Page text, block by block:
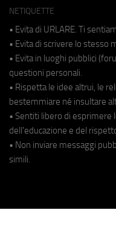
NETIQUETTE
• Evita di URLARE. Ti
• Evita di scrivere lo stesso
• Evita in luoghi pubblici
questioni personali.
• Rispetta le idee altrui, le
bestemmiare né insultare
• Sentiti libero di esprimere
dell'educazione e del
• Non inviare messaggi
simili.